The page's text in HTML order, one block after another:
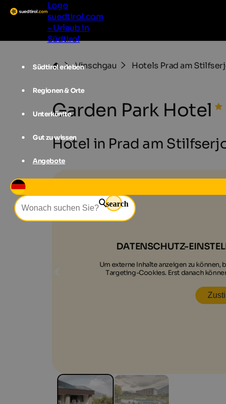
Logo
suedtirol.com
- Urlaub in
Südtirol
Südtirol erleben
Regionen & Orte
Unterkünfte
Gut zu wissen
Angebote
search
Vinschgau Hotels Prad am
Garden Park Hotel
Hotel in Prad am
DATENSCHUTZ-
Um externe Inhalte anzeigen zu
Targeting-Cookies. Erst danach